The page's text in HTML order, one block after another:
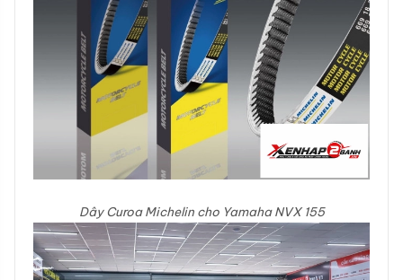
Dây Curoa Michelin cho Yamaha NVX 155